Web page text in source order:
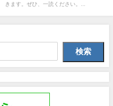
きます。ぜひ、一読ください。...
検索